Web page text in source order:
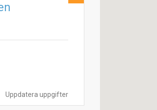
Uppdatera uppgifter